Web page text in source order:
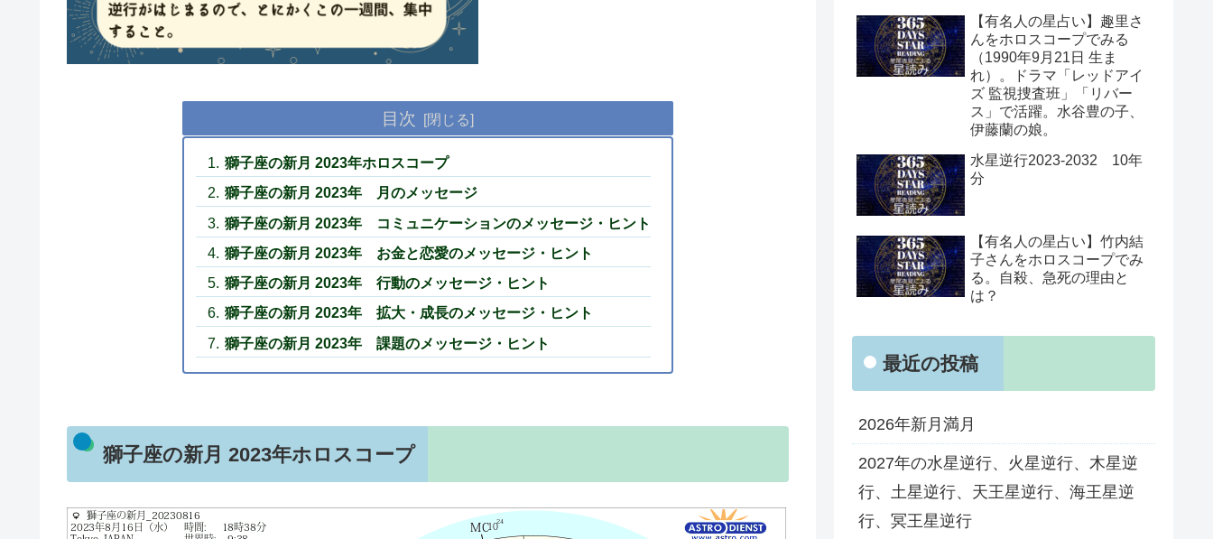
目次
獅子座の新月 2023年ホロスコープ
獅子座の新月 2023年 月のメッセージ
獅子座の新月 2023年 コミュニケーションのメッセージ・ヒント
獅子座の新月 2023年 お金と恋愛のメッセージ・ヒント
獅子座の新月 2023年 行動のメッセージ・ヒント
獅子座の新月 2023年 拡大・成長のメッセージ・ヒント
獅子座の新月 2023年 課題のメッセージ・ヒント
獅子座の新月 2023年ホロスコープ
【有名人の星占い】趣里さ
んをホロスコープでみる
（1990年9月21日 生ま
れ）。ドラマ「レッドアイ
ズ 監視捜査班」「リバー
ス」で活躍。水谷豊の子、
伊藤蘭の娘。
水星逆行2023-2032 10年
分
【有名人の星占い】竹内結
子さんをホロスコープでみ
る。自殺、急死の理由と
は？
最近の投稿
2026年新月満月
2027年の水星逆行、火星逆行、木星逆
行、土星逆行、天王星逆行、海王星逆
行、冥王星逆行